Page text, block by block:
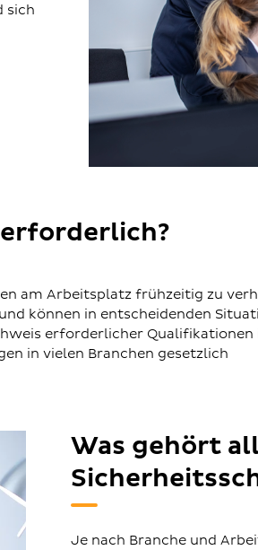
sich
am Arbeitsplatz frühzeitig zu
können in entscheidenden
erforderlicher Qualifikationen
in vielen Branchen gesetzlich
Was gehört
Je nach Branche und